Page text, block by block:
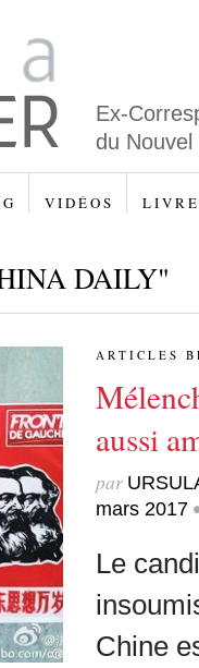
Ex-
du
V I D É O S L I V R E
DAILY"
A R T I C L E S/ B
aussi
par
mars 2017
Le
Chine